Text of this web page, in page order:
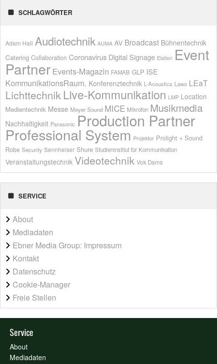
SCHLAGWÖRTER
Adam Hall Audiotechnik AUMA AV Broadcast Bühnentechnik
Catering Collaboration Coronavirus Digital Signage Elation Event
Partner Events-Magazin FAMAB GLP ISE
KommunikationsRaum. Konferenztechnik L-Acoustics Lawo LEaT
Lichttechnik Live-Kommunikation LMP Location
Medientechnik Messe Meyer Sound MICE Mikrofon Musikmedia
Nachhaltigkeit Panasonic Production Partner
Professional System Projektor Prolight + Sound
Robe Security Sennheiser Shure Studieninstitut für Kommunikation
Veranstaltungstechnik Videotechnik Vok Dams
SERVICE
About
Mediadaten
Ebner Media Group: Impressum
Kontakt
Datenschutz
Cookie-Manager
Freie Stellen
Service
About
Mediadaten